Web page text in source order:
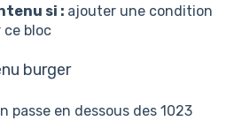
si : ajouter une condition
ce bloc
burger
passe en dessous des 1023